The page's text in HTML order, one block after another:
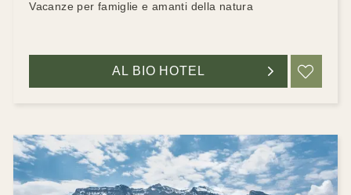
Vacanze per famiglie e amanti della natura
AL BIO HOTEL